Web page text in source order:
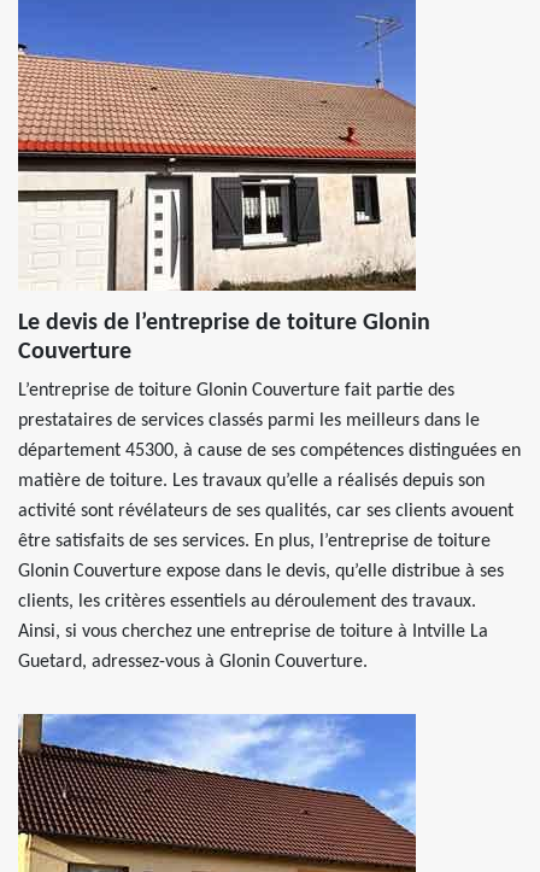
Le devis de l’entreprise de toiture Glonin
Couverture
L’entreprise de toiture Glonin Couverture fait partie des
prestataires de services classés parmi les meilleurs dans le
département 45300, à cause de ses compétences distinguées en
matière de toiture. Les travaux qu’elle a réalisés depuis son
activité sont révélateurs de ses qualités, car ses clients avouent
être satisfaits de ses services. En plus, l’entreprise de toiture
Glonin Couverture expose dans le devis, qu’elle distribue à ses
clients, les critères essentiels au déroulement des travaux.
Ainsi, si vous cherchez une entreprise de toiture à Intville La
Guetard, adressez-vous à Glonin Couverture.